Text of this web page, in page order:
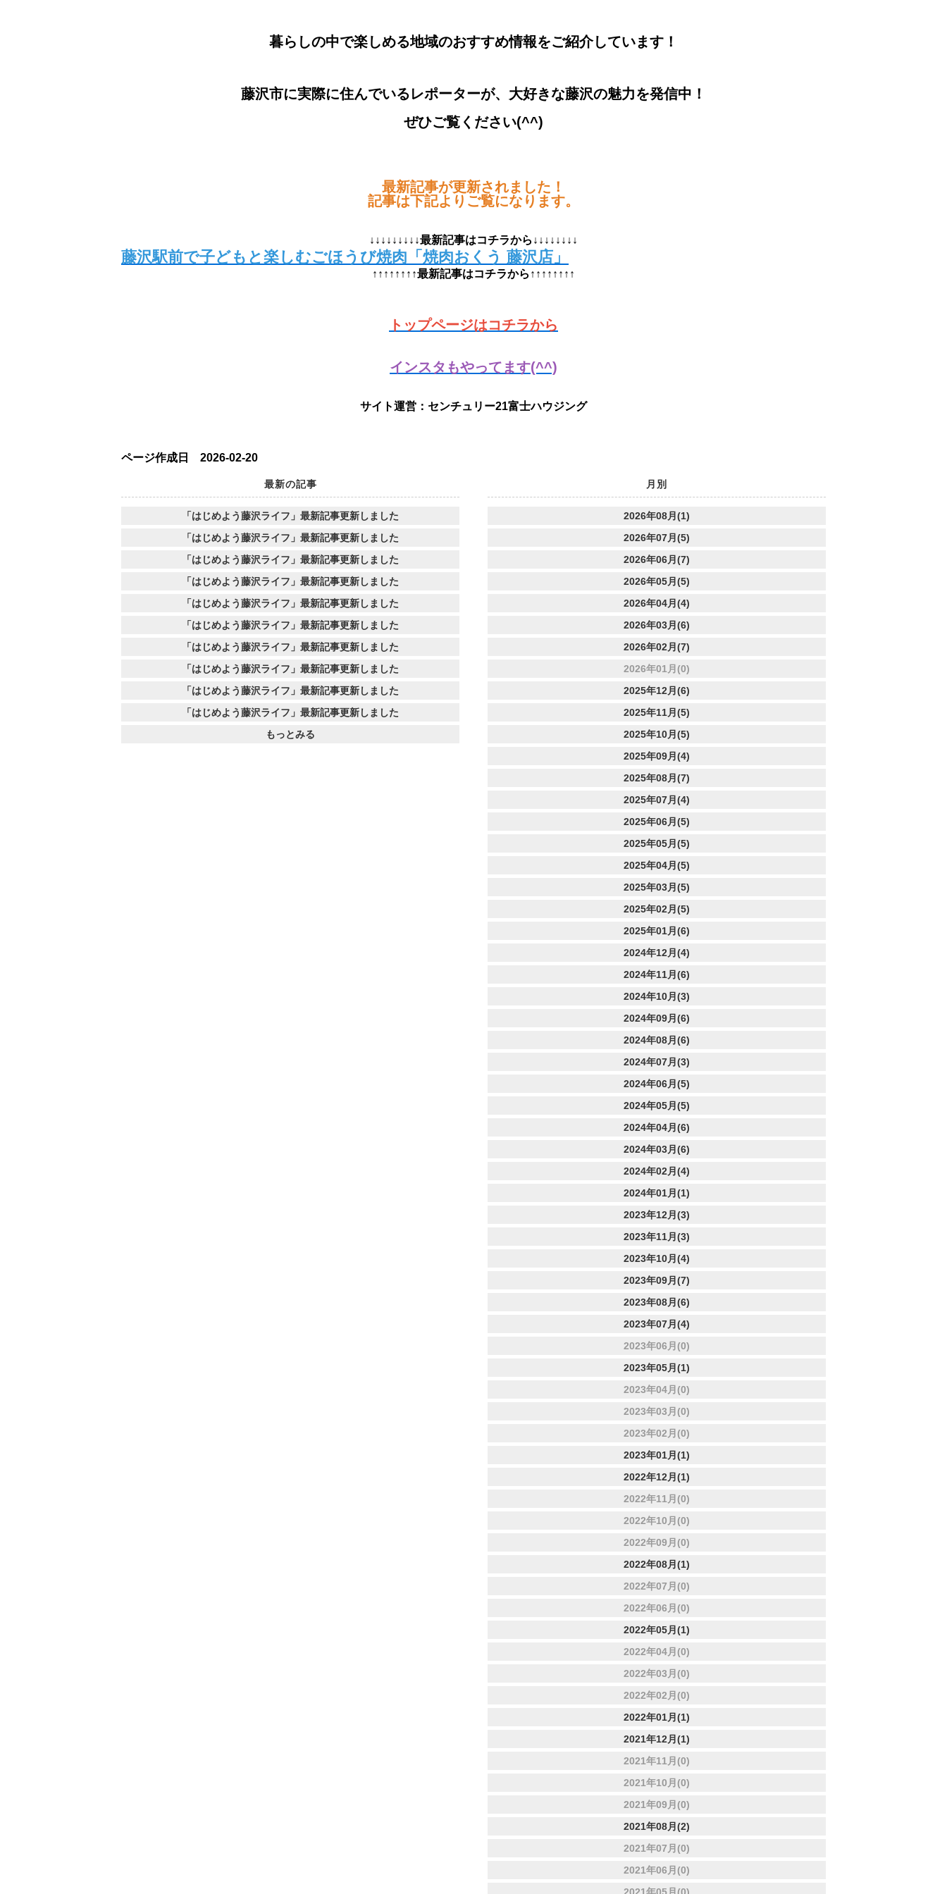
暮らしの中で楽しめる地域のおすすめ情報をご紹介しています！
藤沢市に実際に住んでいるレポーターが、大好きな藤沢の魅力を発信中！
ぜひご覧ください(^^)
最新記事が更新されました！
記事は下記よりご覧になります。
↓↓↓↓↓↓↓↓↓最新記事はコチラから↓↓↓↓↓↓↓↓
藤沢駅前で子どもと楽しむごほうび焼肉「焼肉おくう 藤沢店」
↑↑↑↑↑↑↑↑最新記事はコチラから↑↑↑↑↑↑↑↑
トップページはコチラから
インスタもやってます(^^)
サイト運営：センチュリー21富士ハウジング
ページ作成日 2026-02-20
最新の記事
「はじめよう藤沢ライフ」最新記事更新しました
「はじめよう藤沢ライフ」最新記事更新しました
「はじめよう藤沢ライフ」最新記事更新しました
「はじめよう藤沢ライフ」最新記事更新しました
「はじめよう藤沢ライフ」最新記事更新しました
「はじめよう藤沢ライフ」最新記事更新しました
「はじめよう藤沢ライフ」最新記事更新しました
「はじめよう藤沢ライフ」最新記事更新しました
「はじめよう藤沢ライフ」最新記事更新しました
「はじめよう藤沢ライフ」最新記事更新しました
もっとみる
月別
2026年08月(1)
2026年07月(5)
2026年06月(7)
2026年05月(5)
2026年04月(4)
2026年03月(6)
2026年02月(7)
2026年01月(0)
2025年12月(6)
2025年11月(5)
2025年10月(5)
2025年09月(4)
2025年08月(7)
2025年07月(4)
2025年06月(5)
2025年05月(5)
2025年04月(5)
2025年03月(5)
2025年02月(5)
2025年01月(6)
2024年12月(4)
2024年11月(6)
2024年10月(3)
2024年09月(6)
2024年08月(6)
2024年07月(3)
2024年06月(5)
2024年05月(5)
2024年04月(6)
2024年03月(6)
2024年02月(4)
2024年01月(1)
2023年12月(3)
2023年11月(3)
2023年10月(4)
2023年09月(7)
2023年08月(6)
2023年07月(4)
2023年06月(0)
2023年05月(1)
2023年04月(0)
2023年03月(0)
2023年02月(0)
2023年01月(1)
2022年12月(1)
2022年11月(0)
2022年10月(0)
2022年09月(0)
2022年08月(1)
2022年07月(0)
2022年06月(0)
2022年05月(1)
2022年04月(0)
2022年03月(0)
2022年02月(0)
2022年01月(1)
2021年12月(1)
2021年11月(0)
2021年10月(0)
2021年09月(0)
2021年08月(2)
2021年07月(0)
2021年06月(0)